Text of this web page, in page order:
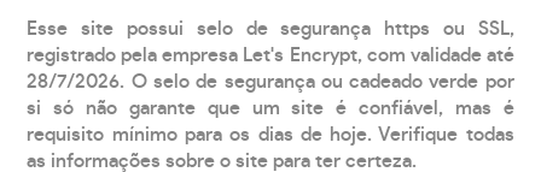
Esse site possui selo de segurança https ou SSL,
registrado pela empresa Let's Encrypt, com validade até
28/7/2026. O selo de segurança ou cadeado verde por
si só não garante que um site é confiável, mas é
requisito mínimo para os dias de hoje. Verifique todas
as informações sobre o site para ter certeza.